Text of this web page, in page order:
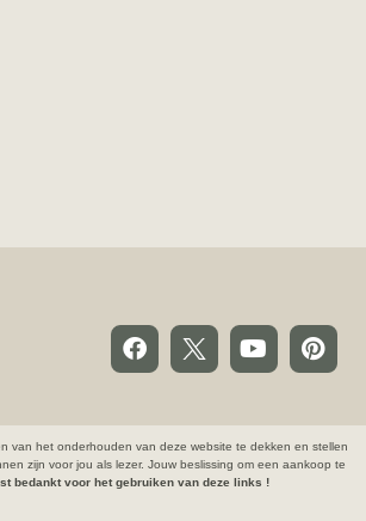
van het onderhouden van deze website te dekken en stellen
zijn voor jou als lezer. Jouw beslissing om een aankoop te
bedankt voor het gebruiken van deze links !